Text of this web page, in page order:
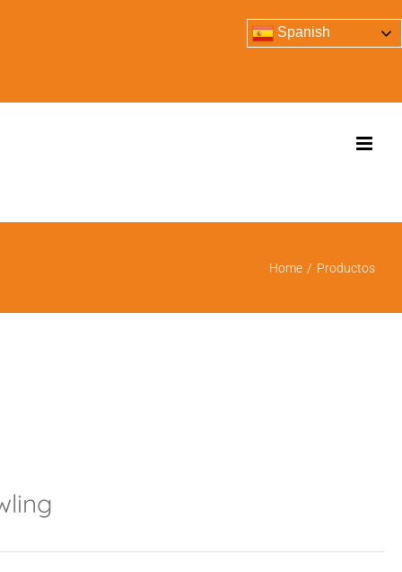
Spanish
Home / Productos